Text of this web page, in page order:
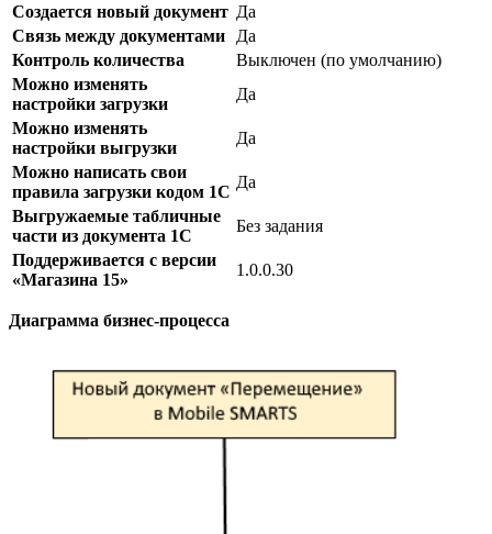
Создается новый документ Да
Связь между документами
Да
Контроль количества
Выключен (по умолчанию)
Можно изменять
настройки загрузки
Да
Можно изменять
настройки выгрузки
Да
Можно написать свои
правила загрузки кодом 1С
Да
Выгружаемые табличные
части из документа 1С
Без задания
Поддерживается с версии
«Магазина 15»
1.0.0.30
Диаграмма бизнес-процесса